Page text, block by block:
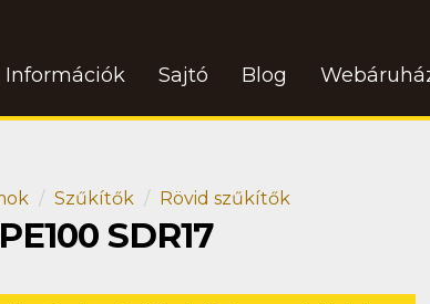
Információk Sajtó Blog
Szűkítők Rövid szűkítők
SDR17